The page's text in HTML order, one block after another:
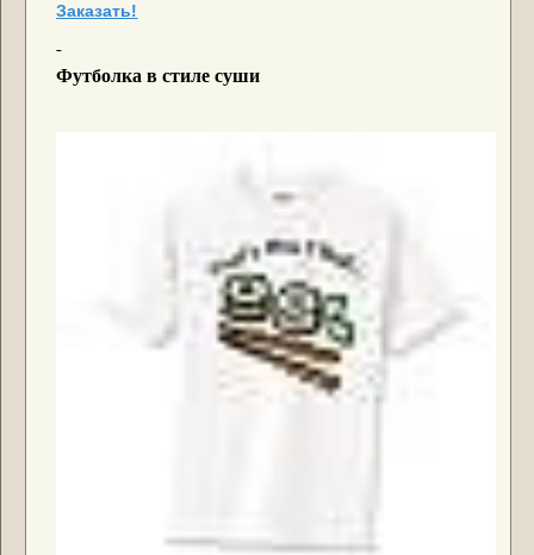
Заказать!
Футболка в стиле суши